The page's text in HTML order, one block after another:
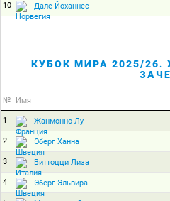
10 Дале Йоханнес
КУБОК МИРА 2025/
№ Имя
1 Жанмонно Лу
2 Эберг Ханна
3 Виттоцци Лиза
4 Эберг Эльвира